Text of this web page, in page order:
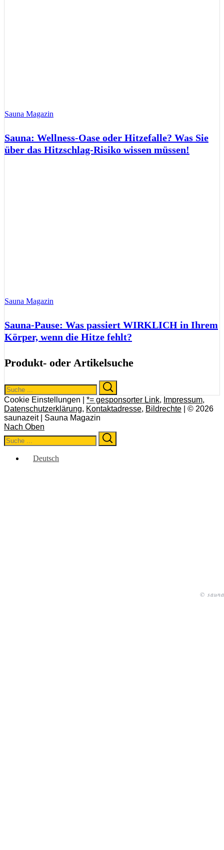
©
Sauna Magazin
Sauna: Wellness-Oase oder Hitzefalle? Was Sie
über das Hitzschlag-Risiko wissen müssen!
Sauna Magazin
Sauna-Pause: Was passiert WIRKLICH in Ihrem
Körper, wenn die Hitze fehlt?
Produkt- oder Artikelsuche
Search
for:
Cookie Einstellungen | *= gesponsorter Link, Impressum,
Datenschutzerklärung, Kontaktadresse, Bildrechte | © 2026
saunazeit | Sauna Magazin
Nach Oben
Search
for:
Deutsch